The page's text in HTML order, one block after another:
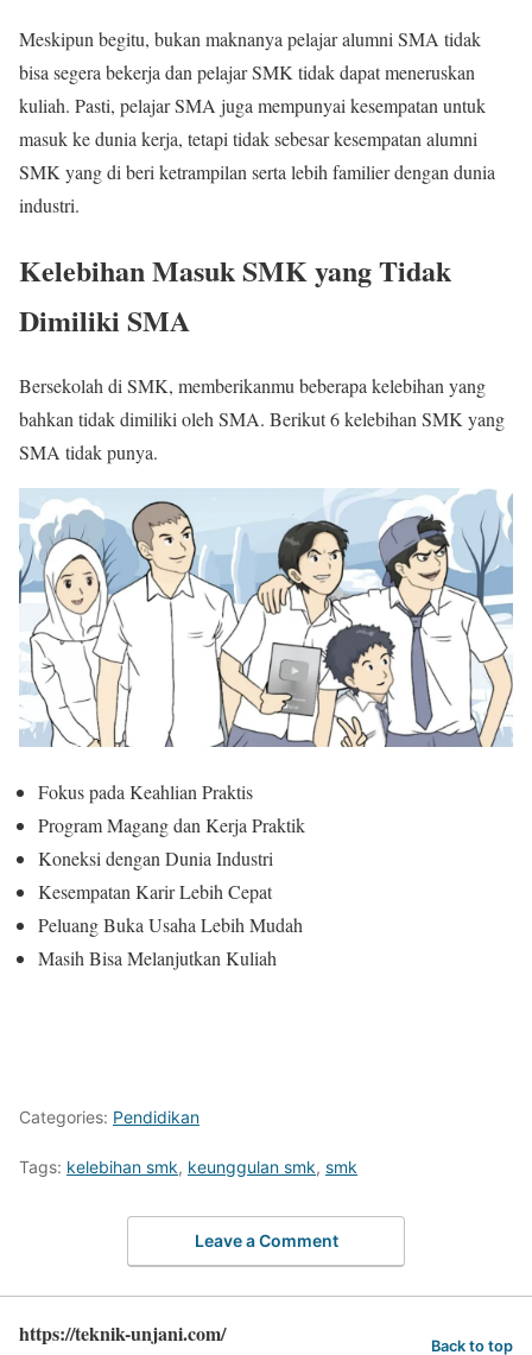
Meskipun begitu, bukan maknanya pelajar alumni SMA tidak
bisa segera bekerja dan pelajar SMK tidak dapat meneruskan
kuliah. Pasti, pelajar SMA juga mempunyai kesempatan untuk
masuk ke dunia kerja, tetapi tidak sebesar kesempatan alumni
SMK yang di beri ketrampilan serta lebih familier dengan dunia
industri.
Kelebihan Masuk SMK yang Tidak
Dimiliki SMA
Bersekolah di SMK, memberikanmu beberapa kelebihan yang
bahkan tidak dimiliki oleh SMA. Berikut 6 kelebihan SMK yang
SMA tidak punya.
Fokus pada Keahlian Praktis
Program Magang dan Kerja Praktik
Koneksi dengan Dunia Industri
Kesempatan Karir Lebih Cepat
Peluang Buka Usaha Lebih Mudah
Masih Bisa Melanjutkan Kuliah
Categories: Pendidikan
Tags: kelebihan smk, keunggulan smk, smk
Leave a Comment
https://teknik-unjani.com/ Back to top